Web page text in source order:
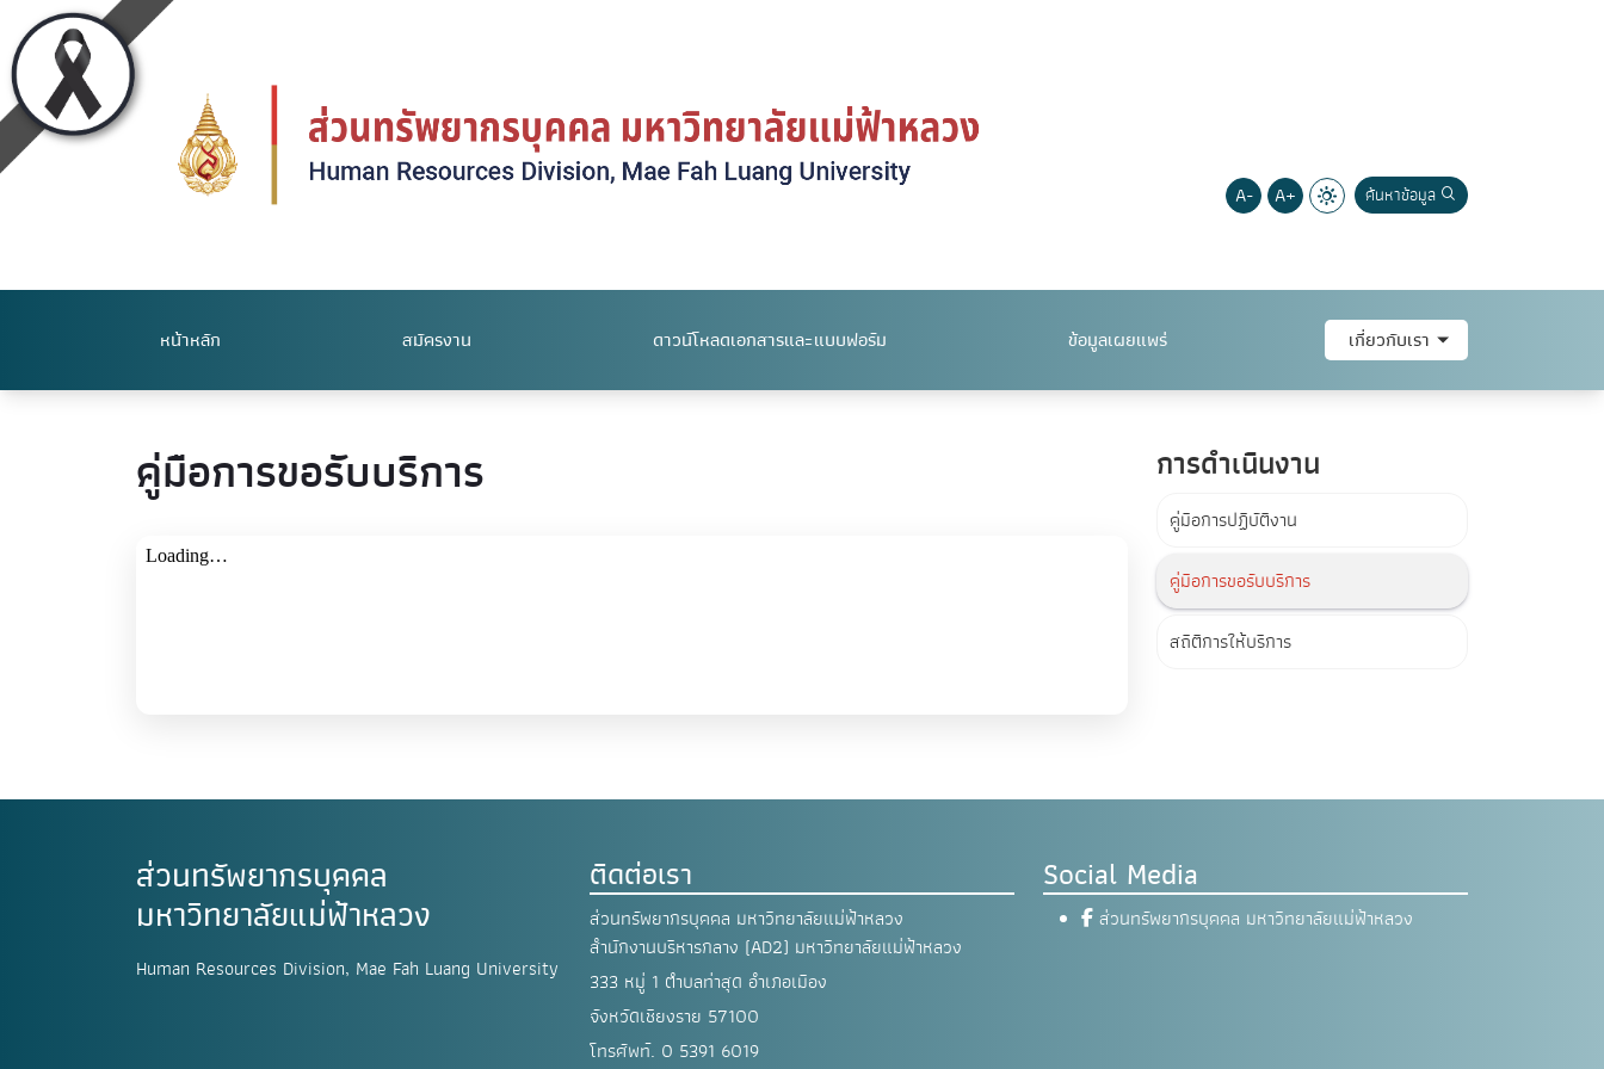
A- A+ ค้นหาข้อมูล
หน้าหลัก สมัครงาน ดาวน์โหลดเอกสารและแบบฟอร์ม ข้อมูลเผยแพร่ เกี่ยวกับเรา
คู่มือการขอรับบริการ การดำเนินงาน
คู่มือการปฏิบัติงาน
คู่มือการขอรับบริการ
สถิติการให้บริการ
ส่วนทรัพยากรบุคคล
มหาวิทยาลัยแม่ฟ้าหลวง
Human Resources Division, Mae Fah Luang University
ติดต่อเรา
ส่วนทรัพยากรบุคคล มหาวิทยาลัยแม่ฟ้าหลวง
สำนักงานบริหารกลาง (AD2) มหาวิทยาลัยแม่ฟ้าหลวง
333 หมู่ 1 ตำบลท่าสุด อำเภอเมือง
จังหวัดเชียงราย 57100
โทรศัพท์. 0 5391 6019
Social Media
ส่วนทรัพยากรบุคคล มหาวิทยาลัยแม่ฟ้าหลวง